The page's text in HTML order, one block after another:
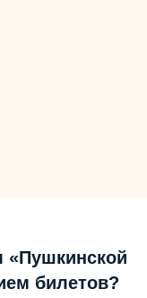
«Пушкинской
билетов?